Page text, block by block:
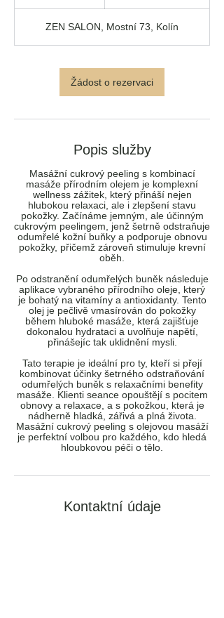
d
ZEN SALON, Mostní 73, Kolín
Žádost o rezervaci
Popis služby
Masážní cukrový peeling s kombinací
masáže přírodním olejem je komplexní
wellness zážitek, který přináší nejen
hlubokou relaxaci, ale i zlepšení stavu
pokožky. Začínáme jemným, ale účinným
cukrovým peelingem, jenž šetrně odstraňuje
odumřelé kožní buňky a podporuje obnovu
pokožky, přičemž zároveň stimuluje krevní
oběh.
Po odstranění odumřelých buněk následuje
aplikace vybraného přírodního oleje, který
je bohatý na vitamíny a antioxidanty. Tento
olej je pečlivě vmasírován do pokožky
během hluboké masáže, která zajišťuje
dokonalou hydrataci a uvolňuje napětí,
přinášejíc tak uklidnění mysli.
Tato terapie je ideální pro ty, kteří si přejí
kombinovat účinky šetrného odstraňování
odumřelých buněk s relaxačními benefity
masáže. Klienti seance opouštějí s pocitem
obnovy a relaxace, a s pokožkou, která je
nádherně hladká, zářivá a plná života.
Masážní cukrový peeling s olejovou masáží
je perfektní volbou pro každého, kdo hledá
hloubkovou péči o tělo.
Kontaktní údaje